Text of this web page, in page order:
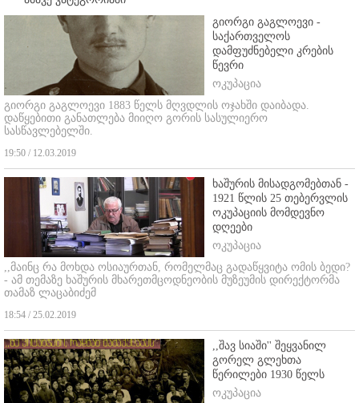
გიორგი გაგლოევი -
საქართველოს
დამფუძნებელი კრების
წევრი
ოკუპაცია
გიორგი გაგლოევი 1883 წელს მღვდლის ოჯახში დაიბადა.
დაწყებითი განათლება მიიღო გორის სასულიერო
სასწავლებელში.
19:50 / 12.03.2019
ხაშურის მისადგომებთან -
1921 წლის 25 თებერვლის
ოკუპაციის მომდევნო
დღეები
ოკუპაცია
,,მაინც რა მოხდა ოსიაურთან, რომელმაც გადაწყვიტა ომის ბედი?
- ამ თემაზე ხაშურის მხარეთმცოდნეობის მუზეუმის დირექტორმა
თამაზ ლაცაბიძემ
18:54 / 25.02.2019
,,შავ სიაში'' შეყვანილ
გორელ გლეხთა
წერილები 1930 წელს
ოკუპაცია